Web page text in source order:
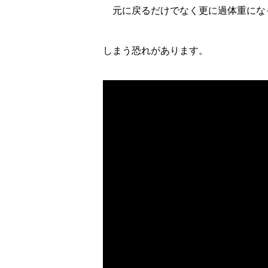
元に戻るだけでなく更に過体重にな
しまう恐れがあります。